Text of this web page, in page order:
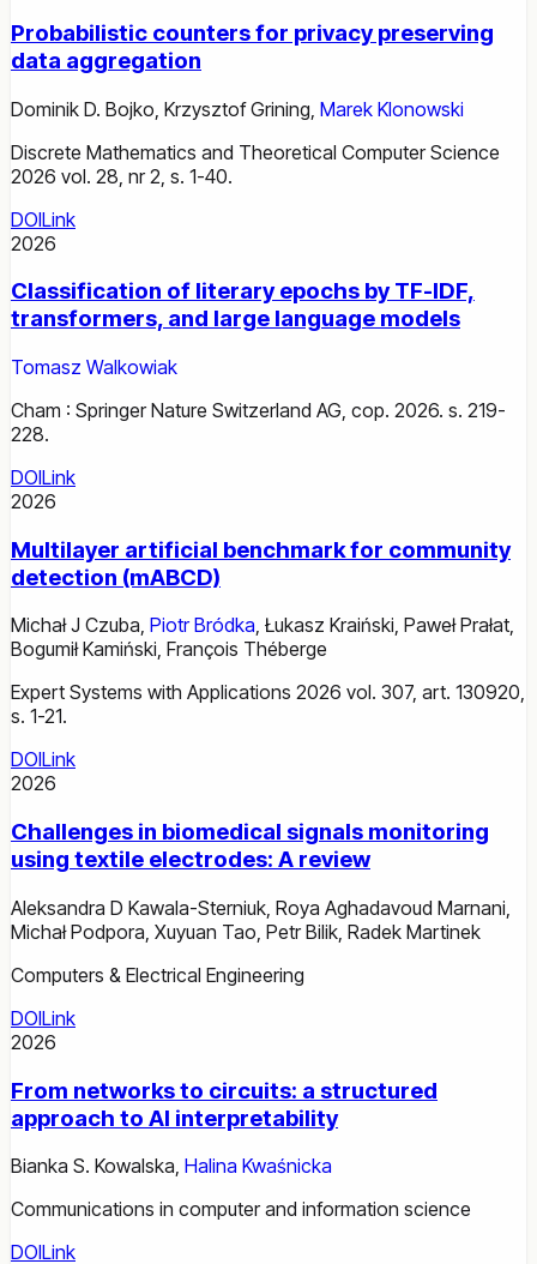
Probabilistic counters for privacy preserving
data aggregation
Dominik D. Bojko Krzysztof Grining Marek Klonowski
Discrete Mathematics and Theoretical Computer Science
2026 vol. 28, nr 2, s. 1-40.
DOILink
2026
Classification of literary epochs by TF-IDF,
transformers, and large language models
Tomasz Walkowiak
Cham : Springer Nature Switzerland AG, cop. 2026. s. 219-
228.
DOILink
2026
Multilayer artificial benchmark for community
detection (mABCD)
Michał J Czuba, Piotr Bródka, Łukasz Kraiński, Paweł Prałat,
Bogumił Kamiński, François Théberge
Expert Systems with Applications 2026 vol. 307, art. 130920,
s. 1-21.
DOILink
2026
Challenges in biomedical signals monitoring
using textile electrodes: A review
Aleksandra D Kawala-Sterniuk Roya Aghadavoud Marnani
Michał Podpora Xuyuan Tao Petr Bilik Radek Martinek
Computers & Electrical Engineering
DOILink
2026
From networks to circuits: a structured
approach to AI interpretability
Bianka S. Kowalska, Halina Kwaśnicka
Communications in computer and information science
DOILink